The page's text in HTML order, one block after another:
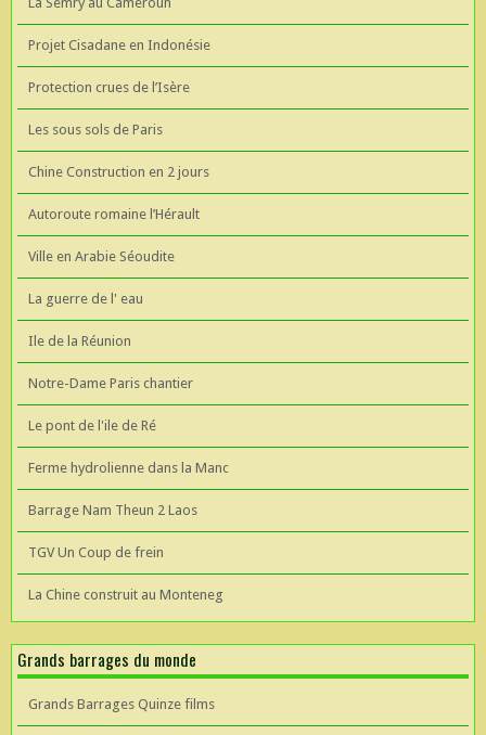
Projet Cisadane en Indonésie
Protection crues de l’Isère
Les sous sols de Paris
Chine Construction en 2 jours
Autoroute romaine l’Hérault
Ville en Arabie Séoudite
La guerre de l' eau
Ile de la Réunion
Notre-Dame Paris chantier
Le pont de l'ile de Ré
Ferme hydrolienne dans la Manc
Barrage Nam Theun 2 Laos
TGV Un Coup de frein
La Chine construit au Monteneg
Grands barrages du monde
Grands Barrages Quinze films